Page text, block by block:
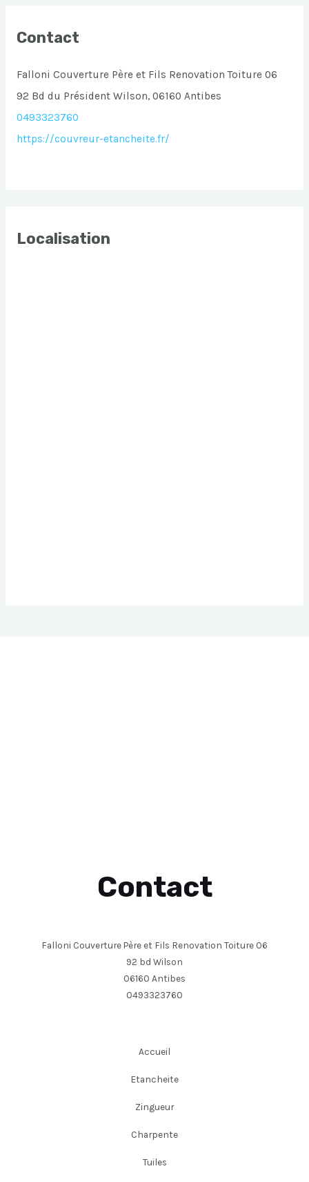
Contact
Falloni Couverture Père et Fils Renovation Toiture 06
92 Bd du Président Wilson, 06160 Antibes
0493323760
https://couvreur-etancheite.fr/
Localisation
Contact
Falloni Couverture Père et Fils Renovation Toiture 06
92 bd Wilson
06160 Antibes
0493323760
Accueil
Etancheite
Zingueur
Charpente
Tuiles